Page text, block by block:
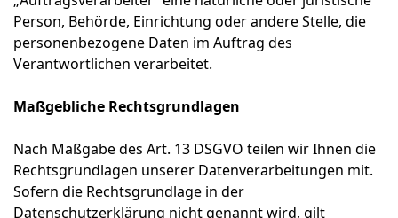
Person, Behörde, Einrichtung oder andere Stelle, die
personenbezogene Daten im Auftrag des
Verantwortlichen verarbeitet.
Maßgebliche Rechtsgrundlagen
Nach Maßgabe des Art. 13 DSGVO teilen wir Ihnen die
Rechtsgrundlagen unserer Datenverarbeitungen mit.
Sofern die Rechtsgrundlage in der
Datenschutzerklärung nicht genannt wird, gilt